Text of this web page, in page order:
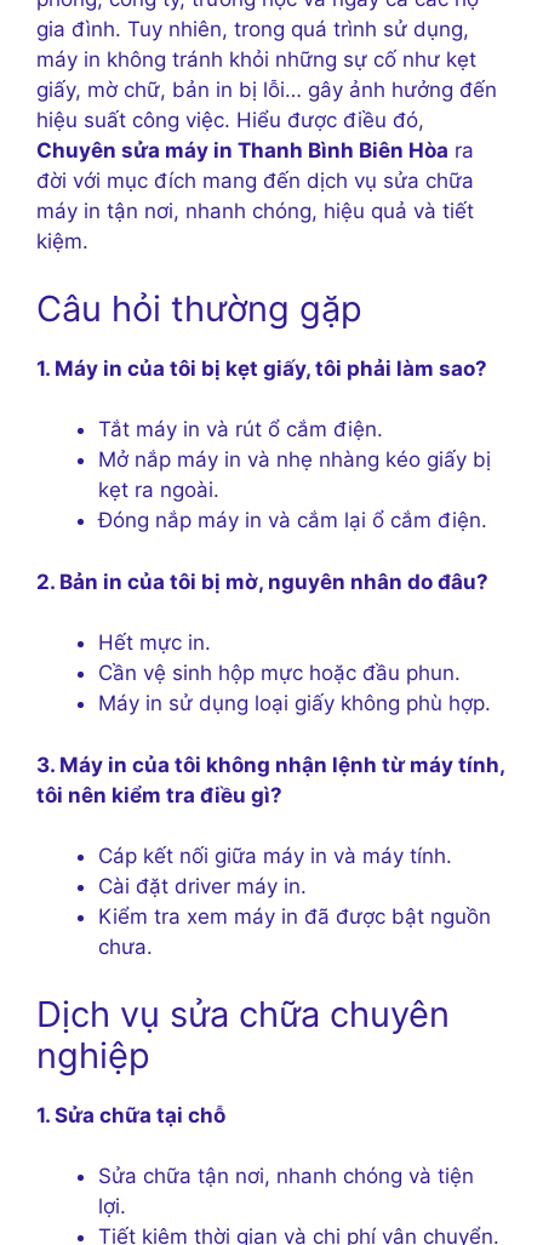
gia đình. Tuy nhiên, trong quá trình sử dụng,
máy in không tránh khỏi những sự cố như kẹt
giấy, mờ chữ, bản in bị lỗi… gây ảnh hưởng đến
hiệu suất công việc. Hiểu được điều đó,
Chuyên sửa máy in Thanh Bình Biên Hòa ra
đời với mục đích mang đến dịch vụ sửa chữa
máy in tận nơi, nhanh chóng, hiệu quả và tiết
kiệm.
Câu hỏi thường gặp
1. Máy in của tôi bị kẹt giấy, tôi phải làm sao?
Tắt máy in và rút ổ cắm điện.
Mở nắp máy in và nhẹ nhàng kéo giấy bị
kẹt ra ngoài.
Đóng nắp máy in và cắm lại ổ cắm điện.
2. Bản in của tôi bị mờ, nguyên nhân do đâu?
Hết mực in.
Cần vệ sinh hộp mực hoặc đầu phun.
Máy in sử dụng loại giấy không phù hợp.
3. Máy in của tôi không nhận lệnh từ máy tính,
tôi nên kiểm tra điều gì?
Cáp kết nối giữa máy in và máy tính.
Cài đặt driver máy in.
Kiểm tra xem máy in đã được bật nguồn
chưa.
Dịch vụ sửa chữa chuyên
nghiệp
1. Sửa chữa tại chỗ
Sửa chữa tận nơi, nhanh chóng và tiện
lợi.
Tiết kiệm thời gian và chi phí vận chuyển.